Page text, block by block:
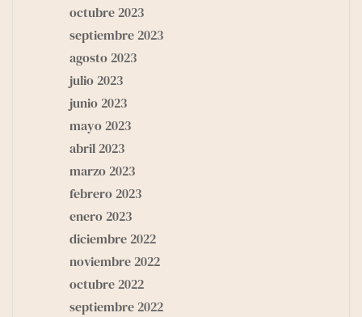
octubre 2023
septiembre 2023
agosto 2023
julio 2023
junio 2023
mayo 2023
abril 2023
marzo 2023
febrero 2023
enero 2023
diciembre 2022
noviembre 2022
octubre 2022
septiembre 2022